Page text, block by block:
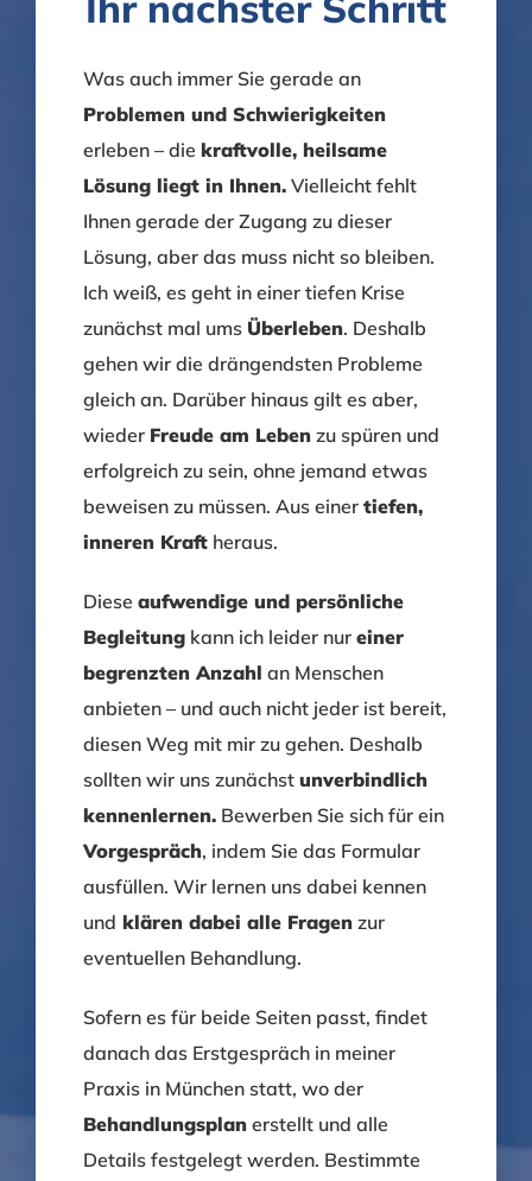
Versorgungszentrums
Was auch immer Sie gerade an
Problemen und Schwierigkeiten
erleben – die kraftvolle, heilsame
Lösung liegt in Ihnen. Vielleicht fehlt
Ihnen gerade der Zugang zu dieser
Lösung, aber das muss nicht so bleiben.
Ich weiß, es geht in einer tiefen Krise
zunächst mal ums Überleben. Deshalb
gehen wir die drängendsten Probleme
gleich an. Darüber hinaus gilt es aber,
wieder Freude am Leben zu spüren und
erfolgreich zu sein, ohne jemand etwas
beweisen zu müssen. Aus einer tiefen,
inneren Kraft heraus.
Diese aufwendige und persönliche
Begleitung kann ich leider nur einer
begrenzten Anzahl an Menschen
anbieten – und auch nicht jeder ist bereit,
diesen Weg mit mir zu gehen. Deshalb
sollten wir uns zunächst unverbindlich
kennenlernen. Bewerben Sie sich für ein
Vorgespräch, indem Sie das Formular
ausfüllen. Wir lernen uns dabei kennen
und klären dabei alle Fragen zur
eventuellen Behandlung.
Sofern es für beide Seiten passt, findet
danach das Erstgespräch in meiner
Praxis in München statt, wo der
Behandlungsplan erstellt und alle
Details festgelegt werden. Bestimmte